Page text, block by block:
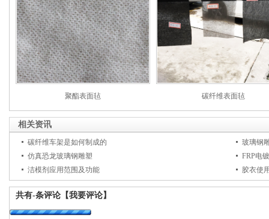
聚酯表面毡 碳纤维表面毡
相关资讯
碳纤维车架是如何制成的
玻璃钢
仿真恐龙玻璃钢雕塑
FRP电
洁模剂应用范围及功能
胶衣使
共有-条评论 【我要评论】